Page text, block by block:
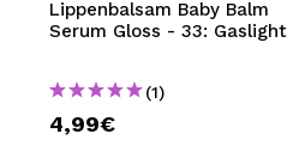
Lippenbalsam Baby Balm
Serum Gloss - 33: Gaslight
(1)
4,99€